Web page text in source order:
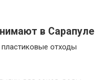
в Сарапуле
отходы